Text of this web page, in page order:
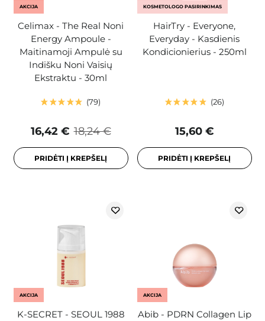
AKCIJA
Celimax - The Real Noni
Energy Ampoule -
Maitinamoji Ampulė su
Indišku Noni Vaisių
Ekstraktu - 30ml
79
18,24 €
16,42 €
PRIDĖTI Į KREPŠELĮ
KOSMETOLOGO PASIRINKIMAS
HairTry - Everyone,
Everyday - Kasdienis
Kondicionierius - 250ml
26
15,60 €
PRIDĖTI Į KREPŠELĮ
AKCIJA
K-SECRET - SEOUL 1988
AKCIJA
Abib - PDRN Collagen Lip